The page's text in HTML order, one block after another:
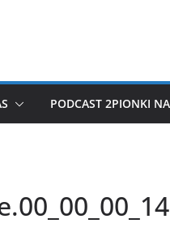
PODCAST 2PIONKI